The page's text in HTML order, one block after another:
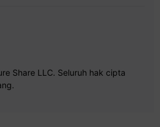
Share LLC. Seluruh hak cipta